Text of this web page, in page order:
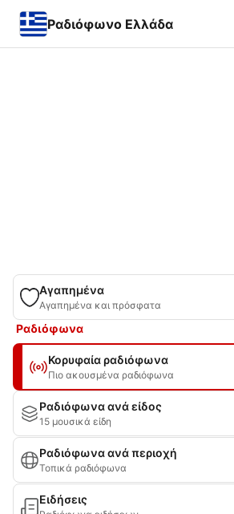
Ραδιόφωνο Ελλάδα
Αγαπημένα
Αγαπημένα και πρόσφατα
Ραδιόφωνα
Κορυφαία ραδιόφωνα
Πιο ακουσμένα ραδιόφωνα
Ραδιόφωνα ανά είδος
15 μουσικά είδη
Ραδιόφωνα ανά περιοχή
Τοπικά ραδιόφωνα
Ειδήσεις